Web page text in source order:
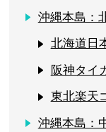
沖縄本島：
北海道日
阪神タイ
東北楽天
沖縄本島：